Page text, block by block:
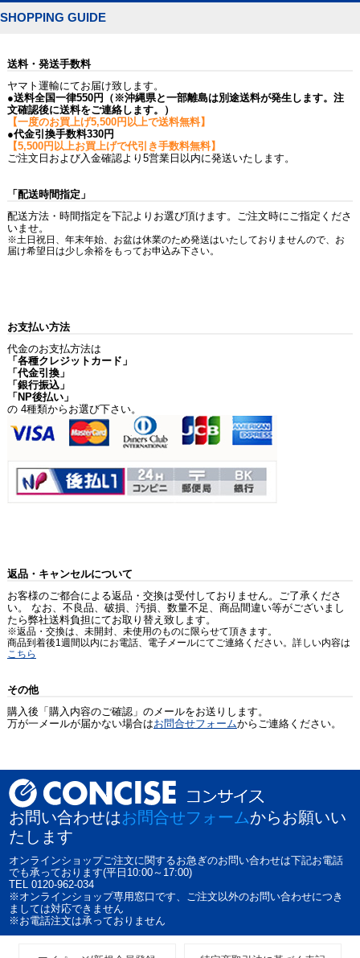
SHOPPING GUIDE
送料・発送手数料
ヤマト運輸にてお届け致します。
●送料全国一律550円（※沖縄県と一部離島は別途送料が発生します。注
文確認後に送料をご連絡します。）
【一度のお買上げ5,500円以上で送料無料】
●代金引換手数料330円
【5,500円以上お買上げで代引き手数料無料】
ご注文日および入金確認より5営業日以内に発送いたします。
「配送時間指定」
配送方法・時間指定を下記よりお選び頂けます。ご注文時にご指定くださ
いませ。
※土日祝日、年末年始、お盆は休業のため発送はいたしておりませんので、お
届け希望日は少し余裕をもってお申込み下さい。
お支払い方法
代金のお支払方法は
「各種クレジットカード」
「代金引換」
「銀行振込」
「NP後払い」
の 4種類からお選び下さい。
返品・キャンセルについて
お客様のご都合による返品・交換は受付しておりません。ご了承くださ
い。 なお、不良品、破損、汚損、数量不足、商品間違い等がございまし
たら弊社送料負担にてお取り替え致します。
※返品・交換は、未開封、未使用のものに限らせて頂きます。
商品到着後1週間以内にお電話、電子メールにてご連絡ください。詳しい内容は
こちら
その他
購入後「購入内容のご確認」のメールをお送りします。
万が一メールが届かない場合はお問合せフォームからご連絡ください。
お問い合わせはお問合せフォームからお願いい
たします
オンラインショップご注文に関するお急ぎのお問い合わせは下記お電話
でも承っております(平日10:00～17:00)
TEL 0120-962-034
※オンラインショップ専用窓口です、ご注文以外のお問い合わせにつき
ましては対応できません
※お電話注文は承っておりません